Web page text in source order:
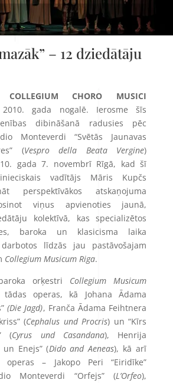
– 12 dziedātāju
COLLEGIUM CHORO MUSICI
gada nogalē. Ierosme šīs
dibināšanā radusies pēc
Monteverdi “Svētās Jaunavas
(Vespro della Beata Vergine)
gada 7. novembrī Rīgā, kad šī
vadītājs Māris Kupčs
perspektīvākos atskaņojuma
viņus apvienoties jaunā,
kolektīvā, kas specializētos
baroka un klasicisma laika
līdzās jau pastāvošajam
Collegium Musicum Riga.
orķestri Collegium Musicum
operas, kā Johana Ādama
(Die Jagd), Franča Ādama Feihtnera
(Cephalus und Procris) un “Kīrs
(Cyrus und Casandana), Henrija
un Enejs” (Dido and Aeneas), kā arī
operas – Jakopo Peri “Eiridīke”
Monteverdi “Orfejs” (L’Orfeo),